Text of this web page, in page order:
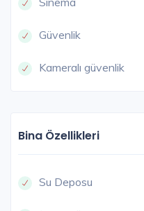
Güvenlik
Kameralı güvenlik
Bina Özellikleri
Su Deposu